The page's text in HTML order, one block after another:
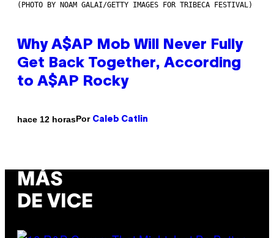
(PHOTO BY NOAM GALAI/GETTY IMAGES FOR TRIBECA FESTIVAL)
Why A$AP Mob Will Never Fully
Get Back Together, According
to A$AP Rocky
hace 12 horasPor Caleb Catlin
MÁS
DE VICE